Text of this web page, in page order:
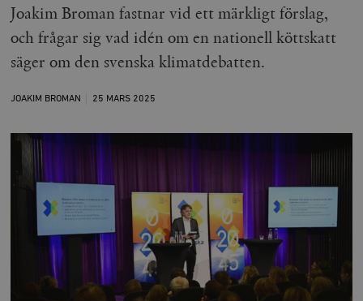
Joakim Broman fastnar vid ett märkligt förslag,
och frågar sig vad idén om en nationell köttskatt
säger om den svenska klimatdebatten.
JOAKIM BROMAN 25 MARS 2025